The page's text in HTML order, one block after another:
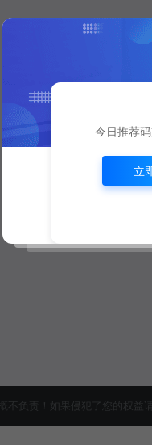
不负责！如果侵犯了您的
今日推荐
立